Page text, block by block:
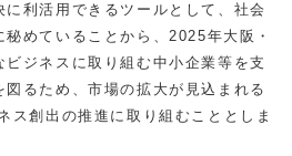
利活用できるツールとして、社会
めていることから、2025年大阪・
ジネスに取り組む中小企業等を支
るため、市場の拡大が見込まれる
ス創出の推進に取り組むこととしま